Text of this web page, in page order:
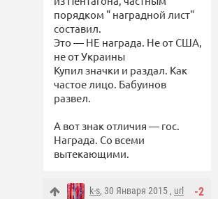
порядком " наградной лист"
составил.
Это — НЕ награда. Не от США,
не от Украины
Купил значки и раздал. Как
частое лицо. Бабуинов
развел.
А вот знак отличия — гос.
Награда. Со всеми
вытекающими.
-2
k-s, 30 Января 2015 , url